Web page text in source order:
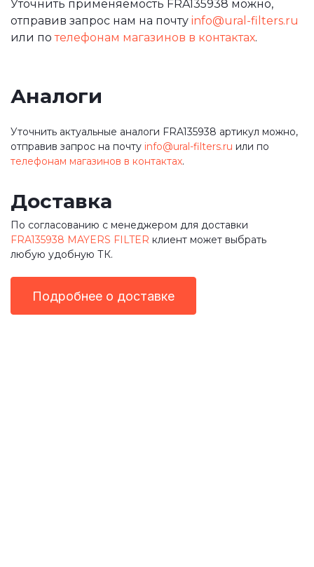
Уточнить применяемость FRA135938 можно,
отправив запрос нам на почту info@ural-filters.ru
или потелефонам магазинов в контактах.
Аналоги
Уточнить актуальные аналоги FRA135938 артикул можно,
отправив запрос на почту info@ural-filters.ru или по
телефонам магазинов в контактах.
Доставка
По согласованию с менеджером для доставки
FRA135938 MAYERS FILTER клиент может выбрать
любую удобную ТК.
Подробнее о доставке